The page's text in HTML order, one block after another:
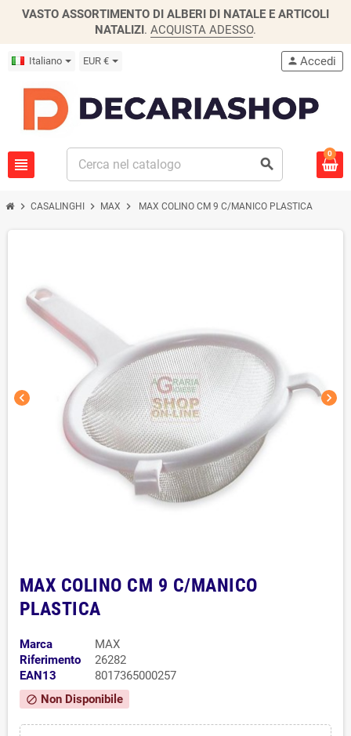
VASTO ASSORTIMENTO DI ALBERI DI NATALE E ARTICOLI
NATALIZI. ACQUISTA ADESSO.
Italiano EUR €
view_headline search
person Accedi
0
chevron_right CASALINGHI chevron_right MAX chevron_right MAX COLINO CM 9 C/MANICO PLASTICA
chevron_left chevron_right
MAX COLINO CM 9 C/MANICO
PLASTICA
Marca
MAX
Riferimento
26282
EAN13
8017365000257
block Non Disponibile